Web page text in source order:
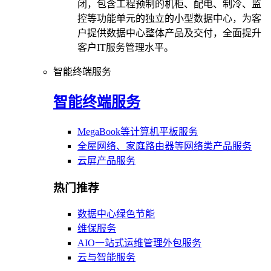
闭，包含工程预制的机柜、配电、制冷、监
控等功能单元的独立的小型数据中心，为客
户提供数据中心整体产品及交付，全面提升
客户IT服务管理水平。
智能终端服务
智能终端服务
MegaBook等计算机平板服务
全屋网络、家庭路由器等网络类产品服务
云屏产品服务
热门推荐
数据中心绿色节能
维保服务
AIO一站式运维管理外包服务
云与智能服务